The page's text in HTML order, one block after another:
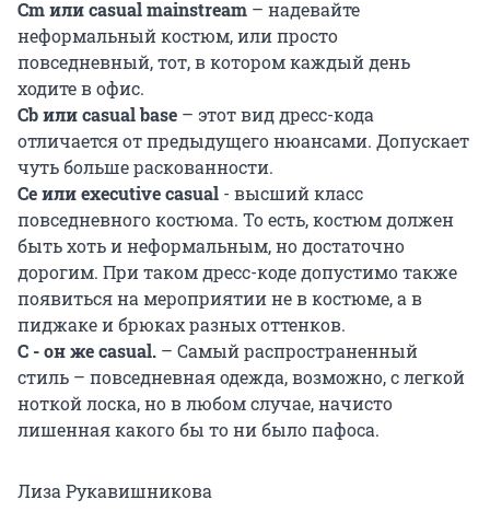
Сm или сasual mainstream – надевайте
неформальный костюм, или просто
повседневный, тот, в котором каждый день
ходите в офис.
Cb или casual base – этот вид дресс-кода
отличается от предыдущего нюансами. Допускает
чуть больше раскованности.
Ce или executive casual - высший класс
повседневного костюма. То есть, костюм должен
быть хоть и неформальным, но достаточно
дорогим. При таком дресс-коде допустимо также
появиться на мероприятии не в костюме, а в
пиджаке и брюках разных оттенков.
С - он же casual. – Самый распространенный
стиль – повседневная одежда, возможно, с легкой
ноткой лоска, но в любом случае, начисто
лишенная какого бы то ни было пафоса.
Лиза Рукавишникова